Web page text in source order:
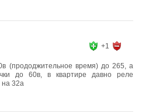
+1
(прододжительное время) до 265, а
до 60в, в квартире давно реле
32а